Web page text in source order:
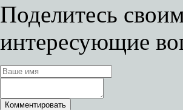
Поделитесь
интересующие